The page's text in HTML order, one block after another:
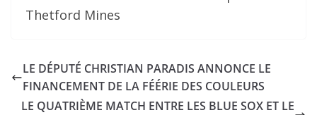
Thetford Mines
LE DÉPUTÉ CHRISTIAN PARADIS ANNONCE LE
FINANCEMENT DE LA FÉÉRIE DES COULEURS
LE QUATRIÈME MATCH ENTRE LES BLUE SOX ET LE